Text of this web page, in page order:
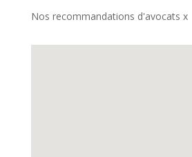
Nos recommandations d'avocats x